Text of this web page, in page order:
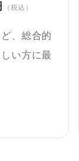
（税込）
、総合的
い方に最